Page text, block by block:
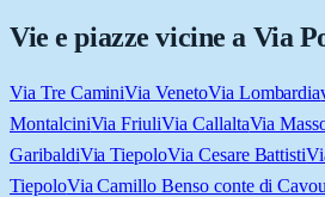
Vie e piazze vicine a Via
Via Tre CaminiVia VenetoVia Lombardia
MontalciniVia FriuliVia CallaltaVia
GaribaldiVia TiepoloVia Cesare Battisti
TiepoloVia Camillo Benso conte di